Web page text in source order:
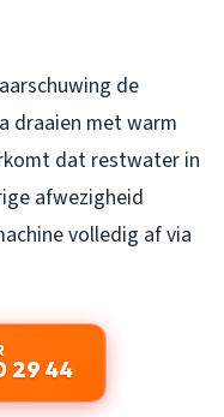
de
draaien met warm
dat restwater in
afwezigheid
volledig af via
29 44